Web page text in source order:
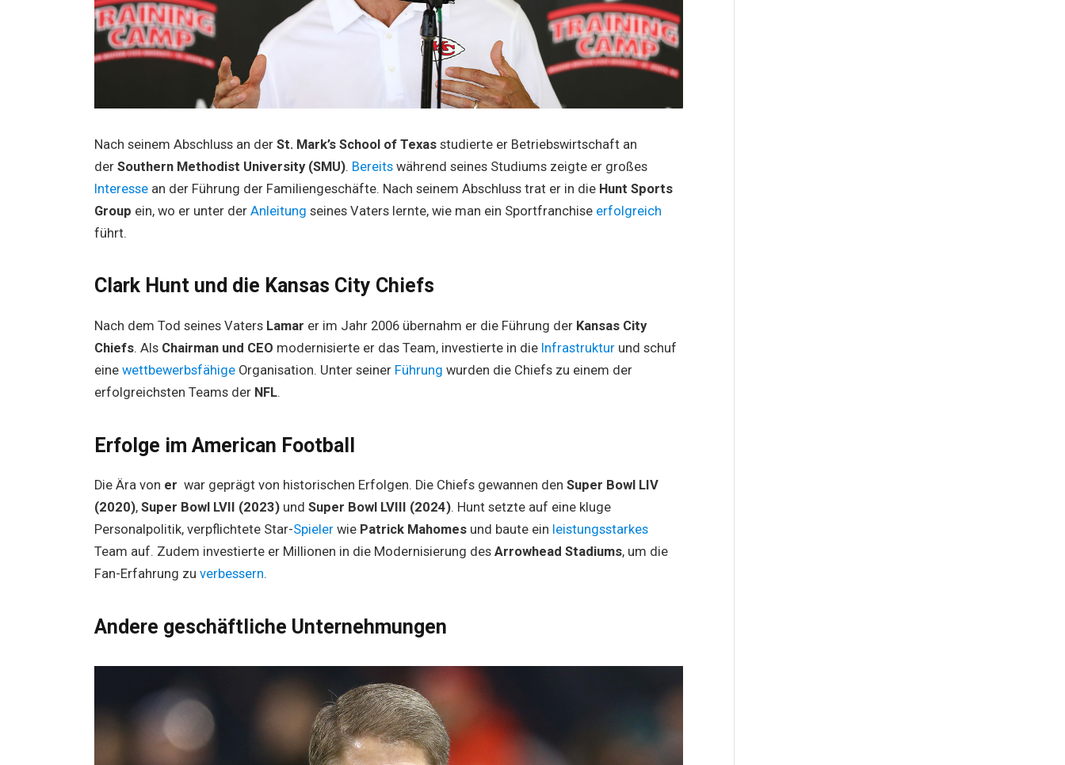
Nach seinem Abschluss an der St. Mark’s School of Texasstudierte er Betriebswirtschaft an
der Southern Methodist University (SMU). Bereits während seines Studiums zeigte er großes
Interesse an der Führung der Familiengeschäfte. Nach seinem Abschluss trat er in die Hunt Sports
Group ein, wo er unter der Anleitung seines Vaters lernte, wie man ein Sportfranchise erfolgreich
führt.
Clark Hunt und die Kansas City Chiefs
Nach dem Tod seines Vaters Lamar er im Jahr 2006 übernahm er die Führung der Kansas City
Chiefs. Als Chairman und CEO modernisierte er das Team, investierte in die Infrastruktur und schuf
eine wettbewerbsfähige Organisation. Unter seiner Führung wurden die Chiefs zu einem der
erfolgreichsten Teams der NFL.
Erfolge im American Football
Die Ära von er war geprägt von historischen Erfolgen. Die Chiefs gewannen den Super Bowl LIV
(2020), Super Bowl LVII (2023)und Super Bowl LVIII (2024). Hunt setzte auf eine kluge
Personalpolitik, verpflichtete Star-Spieler wie Patrick Mahomesund baute ein leistungsstarkes
Team auf. Zudem investierte er Millionen in die Modernisierung des Arrowhead Stadiums, um die
Fan-Erfahrung zu verbessern.
Andere geschäftliche Unternehmungen